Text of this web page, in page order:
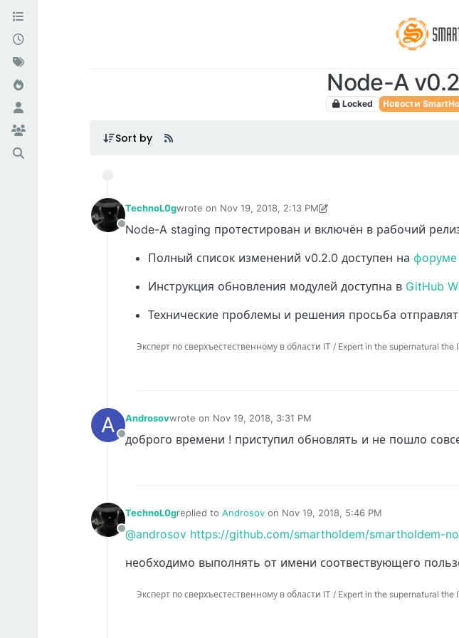
Node-A
Locked Новости
Sort by
Offline
TechnoL0gwrote on Nov 19, 2018, 2:13 PM
last edited by TechnoL0g Nov 19, 2018, 2:18 PM
Node-A staging протестирован и включён в рабочий
Полный список изменений v0.2.0 доступен на форуме
Инструкция обновления модулей доступна в GitHub
Технические проблемы и решения просьба
Эксперт по сверхъестественному в области IT / Expert in the supernatural the
A
Offline
Androsovwrote on Nov 19, 2018, 3:31 PM
last edited by
доброго времени ! приступил обновлять и не пошло
Offline
TechnoL0greplied to Androsov on Nov 19, 2018, 5:46 PM
last edited by
@androsov https://github.com/smartholdem/smartholdem-
необходимо выполнять от имени соотвествующего
Эксперт по сверхъестественному в области IT / Expert in the supernatural the